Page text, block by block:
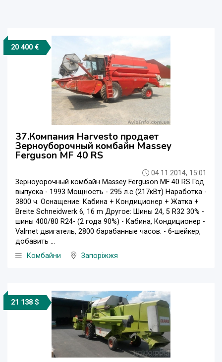
20 400 €
37.Компания Harvesto продает
Зерноуборочный комбайн Massey
Ferguson MF 40 RS
04.11.2014, 15:01
Зерноуорочный комбайн Massey Ferguson MF 40 RS Год
выпуска - 1993 Мощность - 295 л.с (217кВт) Наработка -
3800 ч. Оснащение: Кабина + Кондиционер + Жатка +
Breite Schneidwerk 6, 16 m Другое: Шины 24, 5 R32 30% -
шины 400/80 R24- (2 года 90%) - Кабина, Кондиционер -
Valmet двигатель, 2800 барабанные часов. - 6-шейкер,
добавить ...
Комбайни
Запоріжжя
21 138 $